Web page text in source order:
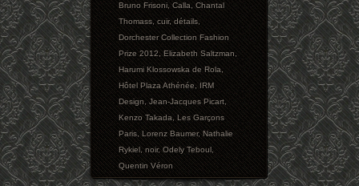
Bruno Frisoni,Calla,Chantal
Thomass,cuir,détails,
Dorchester Collection Fashion
Prize 2012,Elizabeth Saltzman,
Harumi Klossowska de Rola,
Hôtel Plaza Athénée,IRM
Design,Jean-Jacques Picart,
Kenzo Takada,Les Garçons
Paris,Lorenz Baumer,Nathalie
Rykiel,noir,Odely Teboul,
Quentin Véron